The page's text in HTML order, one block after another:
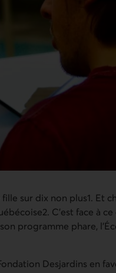
sur dix non plus1. Et
C’est face à
programme phare,
Desjardins en